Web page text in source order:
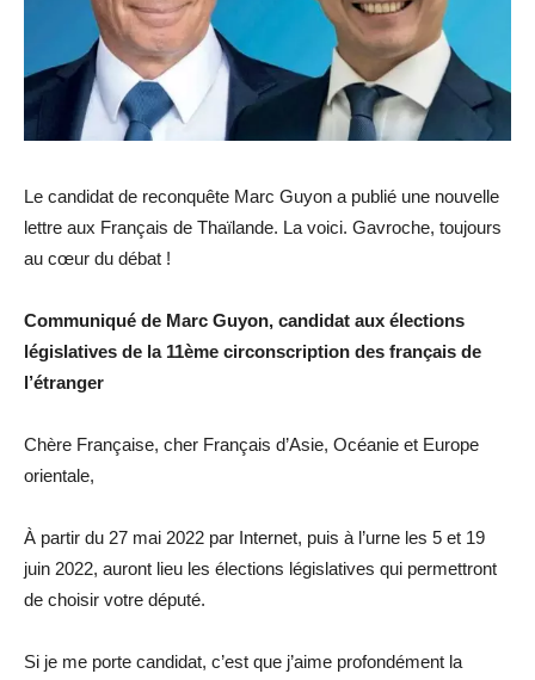
Le candidat de reconquête Marc Guyon a publié une nouvelle
lettre aux Français de Thaïlande. La voici. Gavroche, toujours
au cœur du débat !
Communiqué de Marc Guyon, candidat aux élections
législatives de la 11ème circonscription des français de
l’étranger
Chère Française, cher Français d’Asie, Océanie et Europe
orientale,
À partir du 27 mai 2022 par Internet, puis à l’urne les 5 et 19
juin 2022, auront lieu les élections législatives qui permettront
de choisir votre député.
Si je me porte candidat, c’est que j’aime profondément la